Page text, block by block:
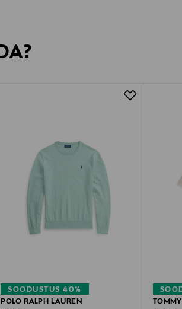
SOODUSTUS 40%
POLO RALPH LAUREN